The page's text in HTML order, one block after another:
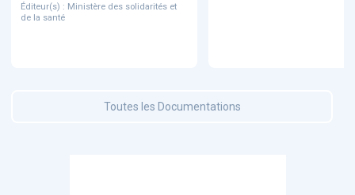
Éditeur(s) : Ministère des solidarités et
de la santé
Toutes les Documentations